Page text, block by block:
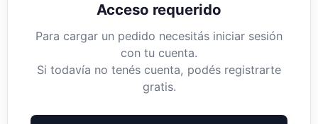
Acceso requerido
Para cargar un pedido necesitás iniciar sesión
con tu cuenta.
Si todavía no tenés cuenta, podés registrarte
gratis.